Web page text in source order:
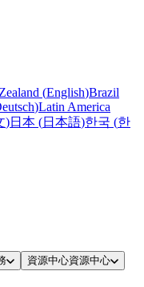
(English)Brazil
)Latin America
)日本 (日本語)한국 (한
資源中心資源中心